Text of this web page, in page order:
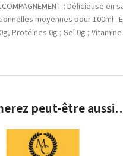
: Délicieuse
moyennes pour 100ml
Protéines 0g ; Sel 0g ; Vitamine
peut-être